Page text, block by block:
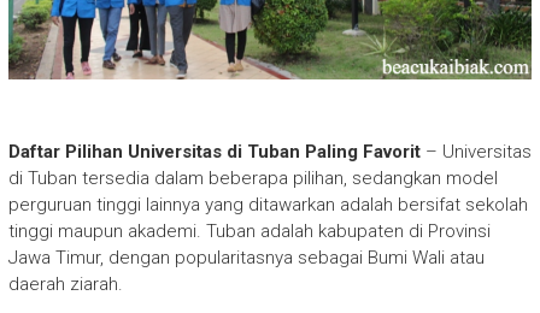
Daftar Pilihan Universitas di Tuban Paling Favorit– Universitas
di Tuban tersedia dalam beberapa pilihan, sedangkan model
perguruan tinggi lainnya yang ditawarkan adalah bersifat sekolah
tinggi maupun akademi. Tuban adalah kabupaten di Provinsi
Jawa Timur, dengan popularitasnya sebagai Bumi Wali atau
daerah ziarah.